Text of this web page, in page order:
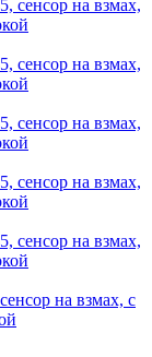
на взмах, c